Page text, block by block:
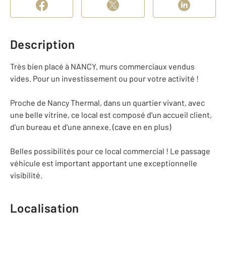
Description
Très bien placé à NANCY, murs commerciaux vendus
vides. Pour un investissement ou pour votre activité !
Proche de Nancy Thermal, dans un quartier vivant, avec
une belle vitrine, ce local est composé d'un accueil client,
d'un bureau et d'une annexe. (cave en en plus)
Belles possibilités pour ce local commercial ! Le passage
véhicule est important apportant une exceptionnelle
visibilité.
Localisation